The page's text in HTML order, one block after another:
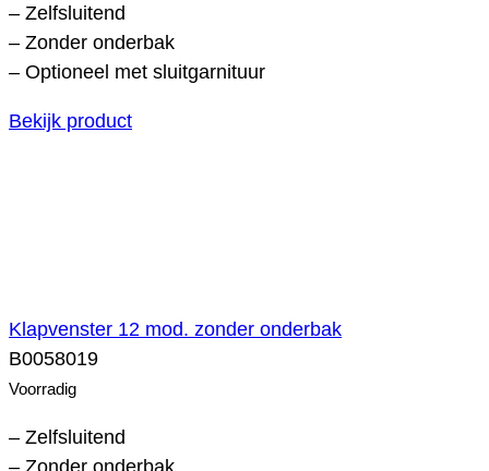
– Zelfsluitend
– Zonder onderbak
– Optioneel met sluitgarnituur
Bekijk product
Klapvenster 12 mod. zonder onderbak
B0058019
Voorradig
– Zelfsluitend
– Zonder onderbak